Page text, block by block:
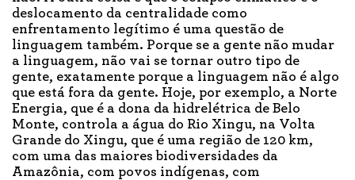
deslocamento da centralidade como
enfrentamento legítimo é uma questão de
linguagem também. Porque se a gente não mudar
a linguagem, não vai se tornar outro tipo de
gente, exatamente porque a linguagem não é algo
que está fora da gente. Hoje, por exemplo, a Norte
Energia, que é a dona da hidrelétrica de Belo
Monte, controla a água do Rio Xingu, na Volta
Grande do Xingu, que é uma região de 120 km,
com uma das maiores biodiversidades da
Amazônia, com povos indígenas, com